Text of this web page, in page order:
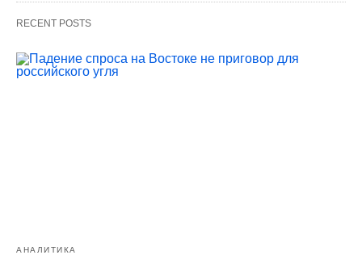
RECENT POSTS
АНАЛИТИКА